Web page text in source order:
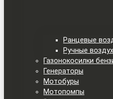
Ранцевые
Ручные
Газонокосилки
Генераторы
Мотобуры
Мотопомпы